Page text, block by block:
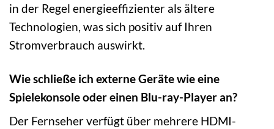
in der Regel energieeffizienter als ältere
Technologien, was sich positiv auf Ihren
Stromverbrauch auswirkt.
Wie schließe ich externe Geräte wie eine
Spielekonsole oder einen Blu-ray-Player an?
Der Fernseher verfügt über mehrere HDMI-